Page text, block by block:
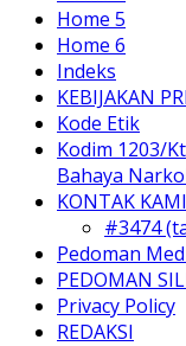
Home 5
Home 6
Indeks
KEBIJAKAN
Kode Etik
Kodim 1203/
Bahaya
KONTAK KAMI
#3474
Pedoman
PEDOMAN
Privacy Policy
REDAKSI